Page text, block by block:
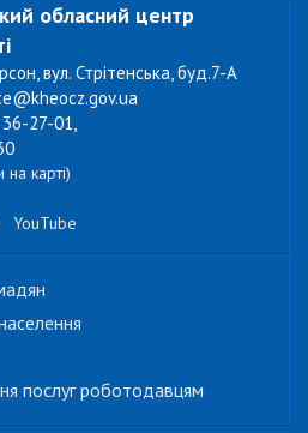
обласний центр
вул. Стрітенська, буд.7-А
27-01,
на карті)
YouTube
послуг роботодавцям